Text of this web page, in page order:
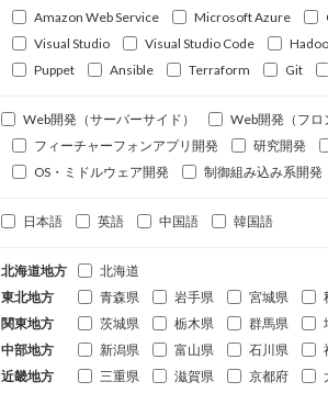
Amazon Web Service
Microsoft Azure
Visual Studio
Visual Studio Code
Puppet
Ansible Terraform Git
Web開発（サーバーサイド） Web開発（フロ
フィーチャーフォンアプリ開発
研究開発
OS・ミドルウェア開発
制御組み込み系開発
日本語 英語 中国語 韓国語
北海道地方
北海道
東北地方
青森県 岩手県 宮城県
関東地方
茨城県 栃木県 群馬県
中部地方
新潟県 富山県 石川県
近畿地方
三重県 滋賀県 京都府